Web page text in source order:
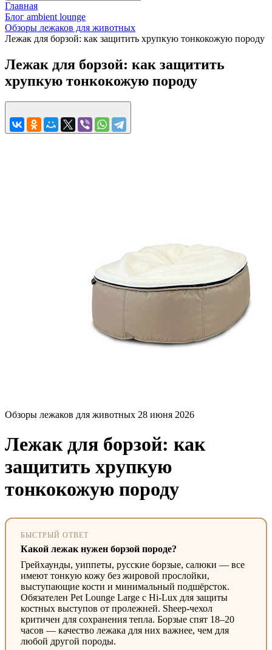
Главная
Блог ambient lounge
Обзоры лежаков для животных
Лежак для борзой: как защитить хрупкую тонкокожую породу
Лежак для борзой: как защитить
хрупкую тонкокожую породу
Обзоры лежаков для животных 28 июня 2026
Лежак для борзой: как
защитить хрупкую
тонкокожую породу
БЫСТРЫЙ ОТВЕТ
Какой лежак нужен борзой породе?
Грейхаунды, уиппеты, русские борзые, салюки — все
имеют тонкую кожу без жировой прослойки,
выступающие кости и минимальный подшёрсток.
Обязателен Pet Lounge Large с Hi-Lux для защиты
костных выступов от пролежней. Sheep-чехол
критичен для сохранения тепла. Борзые спят 18–20
часов — качество лежака для них важнее, чем для
любой другой породы.